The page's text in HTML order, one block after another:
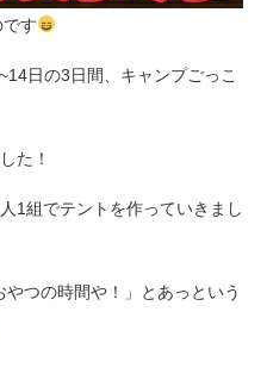
す
日の3日間、キャンプごっこ
た！
1組でテントを作っていきまし
つの時間や！」とあっという